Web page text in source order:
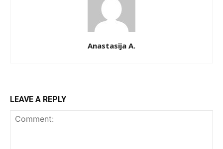
Anastasija A.
LEAVE A REPLY